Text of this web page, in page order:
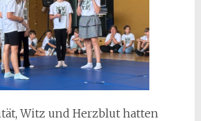
Witz und Herzblut hatten